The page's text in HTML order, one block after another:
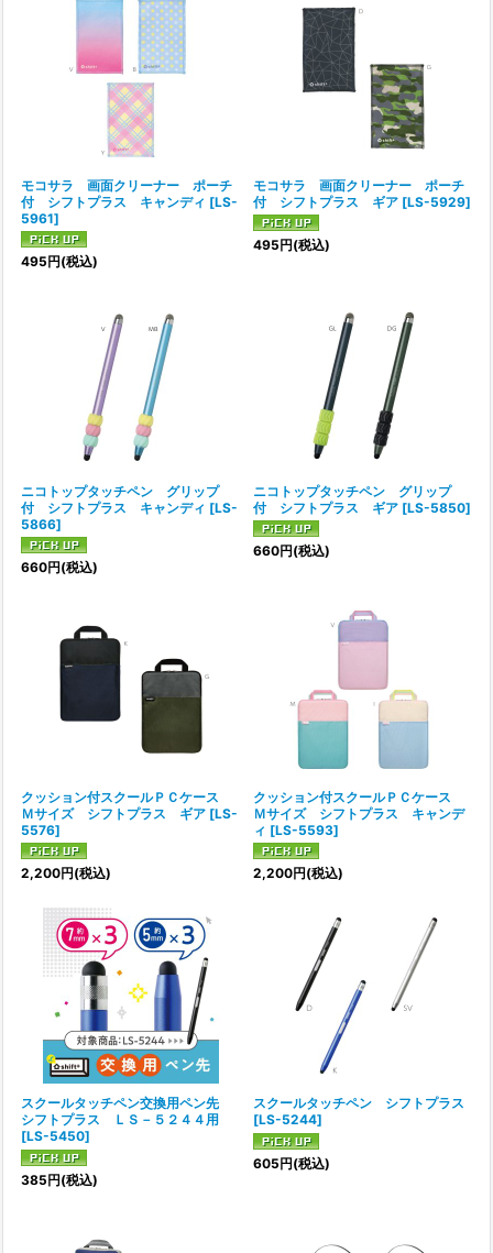
モコサラ 画面クリーナー ポーチ
付 シフトプラス キャンディ [LS-
5961]
495円(税込)
モコサラ 画面クリーナー ポーチ
付 シフトプラス ギア [LS-5929]
495円(税込)
ニコトップタッチペン グリップ
付 シフトプラス キャンディ [LS-
5866]
660円(税込)
ニコトップタッチペン グリップ
付 シフトプラス ギア [LS-5850]
660円(税込)
クッション付スクールＰＣケース
Ｍサイズ シフトプラス ギア [LS-
5576]
2,200円(税込)
クッション付スクールＰＣケース
Ｍサイズ シフトプラス キャンデ
ィ [LS-5593]
2,200円(税込)
スクールタッチペン交換用ペン先
シフトプラス ＬＳ－５２４４用
[LS-5450]
385円(税込)
スクールタッチペン シフトプラス
[LS-5244]
605円(税込)